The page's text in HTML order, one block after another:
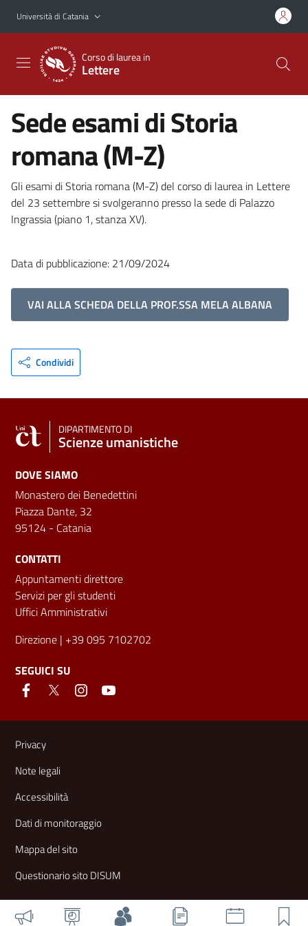
Vai al contenuto principale
Vai al menu di navigazione
Università di Catania
Corso di laurea in
Lettere
Sede esami di Storia
romana (M-Z)
Gli esami di Storia romana (M-Z) del corso di laurea in Lettere
del 23 settembre si svolgeranno presso la sede di Palazzo
Ingrassia (piano 1, stanza XV).
Data di pubblicazione: 21/09/2024
VAI ALLA SCHEDA DELLA PROF.SSA MELA ALBANA
Condividi
DIPARTIMENTO DI
Scienze umanistiche
DOVE SIAMO
Monastero dei Benedettini
Piazza Dante, 32
95124 - Catania
CONTATTI
Appuntamenti direttore
Servizi per gli studenti
Uffici Amministrativi
Direzione | +39 095 7102702
SEGUICI SU
Link e informazioni utili
Privacy
Note legali
Accessibilità
Dati di monitoraggio
Mappa del sito
Questionario sito DISUM